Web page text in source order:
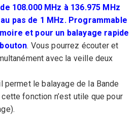
108.000 MHz à 136.975 MHz
pas de 1 MHz. Programmable
et pour un balayage rapide
. Vous pourrez écouter et
avec la veille deux
permet le balayage de la Bande
fonction n’est utile que pour